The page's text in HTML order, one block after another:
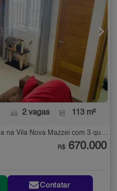
2 vagas 113 m²
Condomínio Fechado à Venda na Vila Nova Mazzei com 3 quartos - 113 m²
R$ 670.000
Contatar